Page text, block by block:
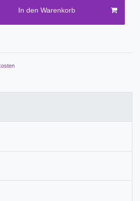
In den Warenkorb